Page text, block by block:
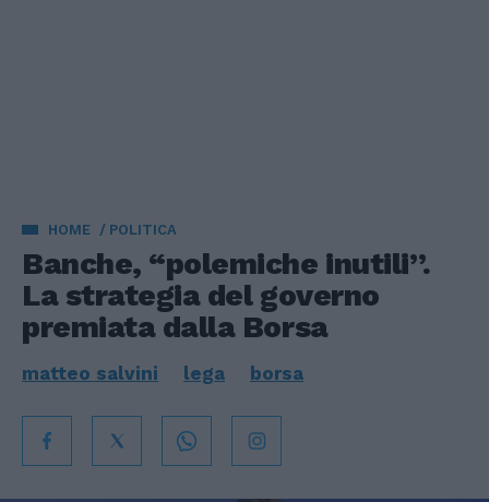
HOME POLITICA
Banche, “polemiche inutili”.
La strategia del governo
premiata dalla Borsa
matteo salvini lega borsa